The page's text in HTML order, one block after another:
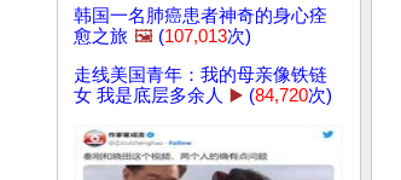
韩国一名肺癌患者神奇的身心痊
愈之旅 🖼️ (107,013次)
走线美国青年：我的母亲像铁链
女 我是底层多余人 ▶️ (84,720次)